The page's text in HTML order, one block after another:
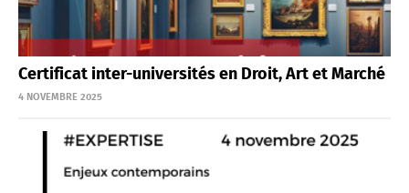
Certificat inter-universités en Droit, Art et Marché
4 NOVEMBRE 2025